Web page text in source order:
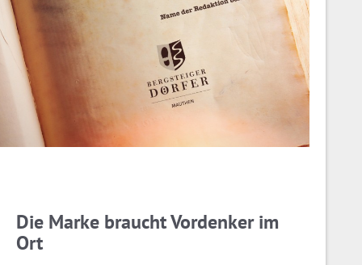
Die Marke braucht Vordenker im
Ort